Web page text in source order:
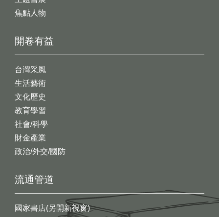
開卷有益
台灣采風
生活藝術
文化歷史
教育學習
社會/科學
財金產業
政治/外交/國防
焦點人物
流通管道
國家書店(另開新視窗)